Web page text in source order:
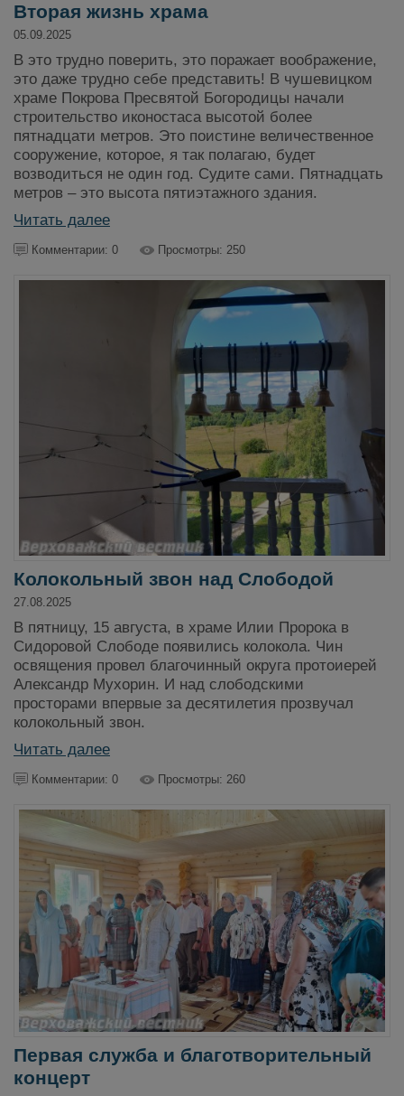
Вторая жизнь храма
05.09.2025
В это трудно поверить, это поражает воображение,
это даже трудно себе представить! В чушевицком
храме Покрова Пресвятой Богородицы начали
строительство иконостаса высотой более
пятнадцати метров. Это поистине величественное
сооружение, которое, я так полагаю, будет
возводиться не один год. Судите сами. Пятнадцать
метров – это высота пятиэтажного здания.
Читать далее
Комментарии: 0 Просмотры: 250
Колокольный звон над Слободой
27.08.2025
В пятницу, 15 августа, в храме Илии Пророка в
Сидоровой Слободе появились колокола. Чин
освящения провел благочинный округа протоиерей
Александр Мухорин. И над слободскими
просторами впервые за десятилетия прозвучал
колокольный звон.
Читать далее
Комментарии: 0 Просмотры: 260
Первая служба и благотворительный
концерт